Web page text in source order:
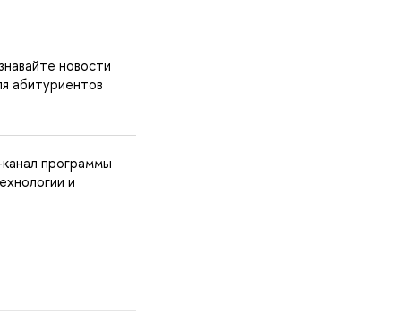
новости
абитуриентов
программы
и